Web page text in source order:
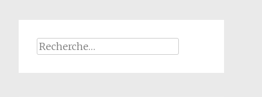
Rechercher :